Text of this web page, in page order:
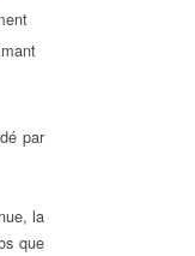
par
la
que